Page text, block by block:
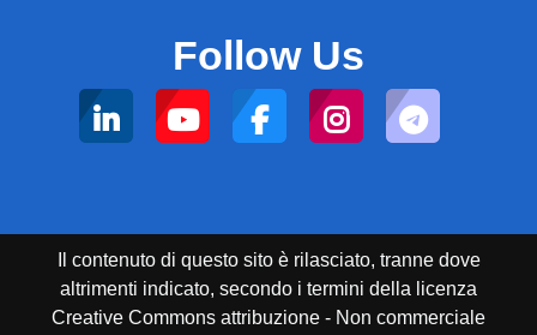
Follow Us
Il contenuto di questo sito è rilasciato, tranne dove
altrimenti indicato, secondo i termini della licenza
Creative Commons attribuzione - Non commerciale